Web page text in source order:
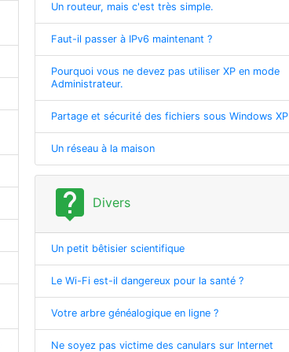
Un routeur, mais c'est très simple.
Faut-il passer à IPv6 maintenant ?
Pourquoi vous ne devez pas utiliser XP en mode
Administrateur.
Partage et sécurité des fichiers sous Windows XP
Un réseau à la maison
live_help Divers
Un petit bêtisier scientifique
Le Wi-Fi est-il dangereux pour la santé ?
Votre arbre généalogique en ligne ?
Ne soyez pas victime des canulars sur Internet